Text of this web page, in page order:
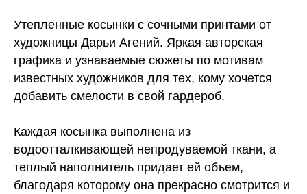
Утепленные косынки с сочными принтами от
художницы Дарьи Агений. Яркая авторская
графика и узнаваемые сюжеты по мотивам
известных художников для тех, кому хочется
добавить смелости в свой гардероб.
Каждая косынка выполнена из
водоотталкивающей непродуваемой ткани, а
теплый наполнитель придает ей объем,
благодаря которому она прекрасно смотрится и